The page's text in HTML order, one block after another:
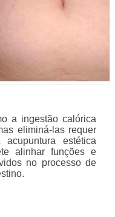
a ingestão calórica
eliminá-las requer
estética
alinhar funções e
no processo de